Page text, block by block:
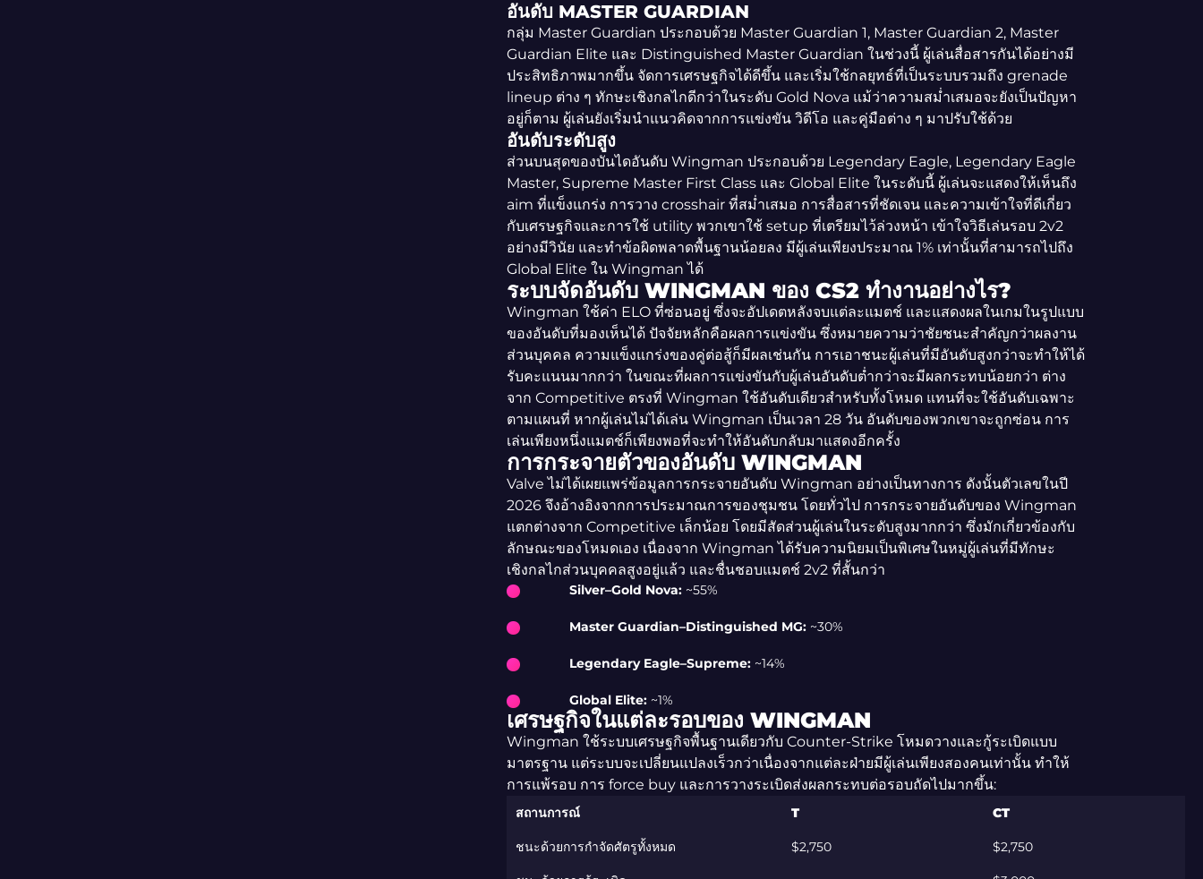
อันดับ MASTER GUARDIAN
กลุ่ม Master Guardian ประกอบด้วย Master Guardian 1, Master Guardian 2, Master
Guardian Elite และ Distinguished Master Guardian ในช่วงนี้ ผู้เล่นสื่อสารกันได้อย่างมี
ประสิทธิภาพมากขึ้น จัดการเศรษฐกิจได้ดีขึ้น และเริ่มใช้กลยุทธ์ที่เป็นระบบรวมถึง grenade
lineup ต่าง ๆ ทักษะเชิงกลไกดีกว่าในระดับ Gold Nova แม้ว่าความสม่ำเสมอจะยังเป็นปัญหา
อยู่ก็ตาม ผู้เล่นยังเริ่มนำแนวคิดจากการแข่งขัน วิดีโอ และคู่มือต่าง ๆ มาปรับใช้ด้วย
อันดับระดับสูง
ส่วนบนสุดของบันไดอันดับ Wingman ประกอบด้วย Legendary Eagle, Legendary Eagle
Master, Supreme Master First Class และ Global Elite ในระดับนี้ ผู้เล่นจะแสดงให้เห็นถึง
aim ที่แข็งแกร่ง การวาง crosshair ที่สม่ำเสมอ การสื่อสารที่ชัดเจน และความเข้าใจที่ดีเกี่ยว
กับเศรษฐกิจและการใช้ utility พวกเขาใช้ setup ที่เตรียมไว้ล่วงหน้า เข้าใจวิธีเล่นรอบ 2v2
อย่างมีวินัย และทำข้อผิดพลาดพื้นฐานน้อยลง มีผู้เล่นเพียงประมาณ 1% เท่านั้นที่สามารถไปถึง
Global Elite ใน Wingman ได้
ระบบจัดอันดับ WINGMAN ของ CS2 ทำงานอย่างไร?
Wingman ใช้ค่า ELO ที่ซ่อนอยู่ ซึ่งจะอัปเดตหลังจบแต่ละแมตช์ และแสดงผลในเกมในรูปแบบ
ของอันดับที่มองเห็นได้ ปัจจัยหลักคือผลการแข่งขัน ซึ่งหมายความว่าชัยชนะสำคัญกว่าผลงาน
ส่วนบุคคล ความแข็งแกร่งของคู่ต่อสู้ก็มีผลเช่นกัน การเอาชนะผู้เล่นที่มีอันดับสูงกว่าจะทำให้ได้
รับคะแนนมากกว่า ในขณะที่ผลการแข่งขันกับผู้เล่นอันดับต่ำกว่าจะมีผลกระทบน้อยกว่า ต่าง
จาก Competitive ตรงที่ Wingman ใช้อันดับเดียวสำหรับทั้งโหมด แทนที่จะใช้อันดับเฉพาะ
ตามแผนที่ หากผู้เล่นไม่ได้เล่น Wingman เป็นเวลา 28 วัน อันดับของพวกเขาจะถูกซ่อน การ
เล่นเพียงหนึ่งแมตช์ก็เพียงพอที่จะทำให้อันดับกลับมาแสดงอีกครั้ง
การกระจายตัวของอันดับ WINGMAN
Valve ไม่ได้เผยแพร่ข้อมูลการกระจายอันดับ Wingman อย่างเป็นทางการ ดังนั้นตัวเลขในปี
2026 จึงอ้างอิงจากการประมาณการของชุมชน โดยทั่วไป การกระจายอันดับของ Wingman
แตกต่างจาก Competitive เล็กน้อย โดยมีสัดส่วนผู้เล่นในระดับสูงมากกว่า ซึ่งมักเกี่ยวข้องกับ
ลักษณะของโหมดเอง เนื่องจาก Wingman ได้รับความนิยมเป็นพิเศษในหมู่ผู้เล่นที่มีทักษะ
เชิงกลไกส่วนบุคคลสูงอยู่แล้ว และชื่นชอบแมตช์ 2v2 ที่สั้นกว่า
Silver–Gold Nova: ~55%
Master Guardian–Distinguished MG:~30%
Legendary Eagle–Supreme: ~14%
Global Elite: ~1%
เศรษฐกิจในแต่ละรอบของ WINGMAN
Wingman ใช้ระบบเศรษฐกิจพื้นฐานเดียวกับ Counter-Strike โหมดวางและกู้ระเบิดแบบ
มาตรฐาน แต่ระบบจะเปลี่ยนแปลงเร็วกว่าเนื่องจากแต่ละฝ่ายมีผู้เล่นเพียงสองคนเท่านั้น ทำให้
การแพ้รอบ การ force buy และการวางระเบิดส่งผลกระทบต่อรอบถัดไปมากขึ้น:
สถานการณ์ T CT
ชนะด้วยการกำจัดศัตรูทั้งหมด $2,750 $2,750